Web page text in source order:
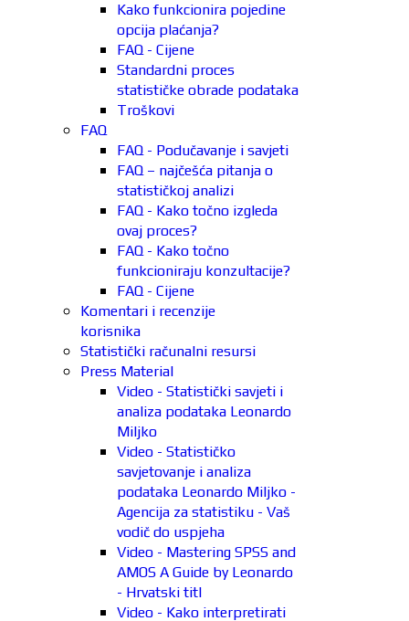
Kako funkcionira pojedine
opcija plaćanja?
FAQ - Cijene
Standardni proces
statističke obrade podataka
Troškovi
FAQ
FAQ - Podučavanje i savjeti
FAQ – najčešća pitanja o
statističkoj analizi
FAQ - Kako točno izgleda
ovaj proces?
FAQ - Kako točno
funkcioniraju konzultacije?
FAQ - Cijene
Komentari i recenzije
korisnika
Statistički računalni resursi
Press Material
Video - Statistički savjeti i
analiza podataka Leonardo
Miljko
Video - Statističko
savjetovanje i analiza
podataka Leonardo Miljko -
Agencija za statistiku - Vaš
vodič do uspjeha
Video - Mastering SPSS and
AMOS A Guide by Leonardo
- Hrvatski titl
Video - Kako interpretirati